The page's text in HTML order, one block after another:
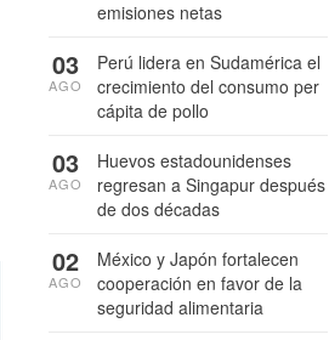
emisiones netas
Perú lidera en Sudamérica el
crecimiento del consumo per
cápita de pollo
03
AGO
Huevos estadounidenses
regresan a Singapur después
de dos décadas
03
AGO
México y Japón fortalecen
cooperación en favor de la
seguridad alimentaria
02
AGO